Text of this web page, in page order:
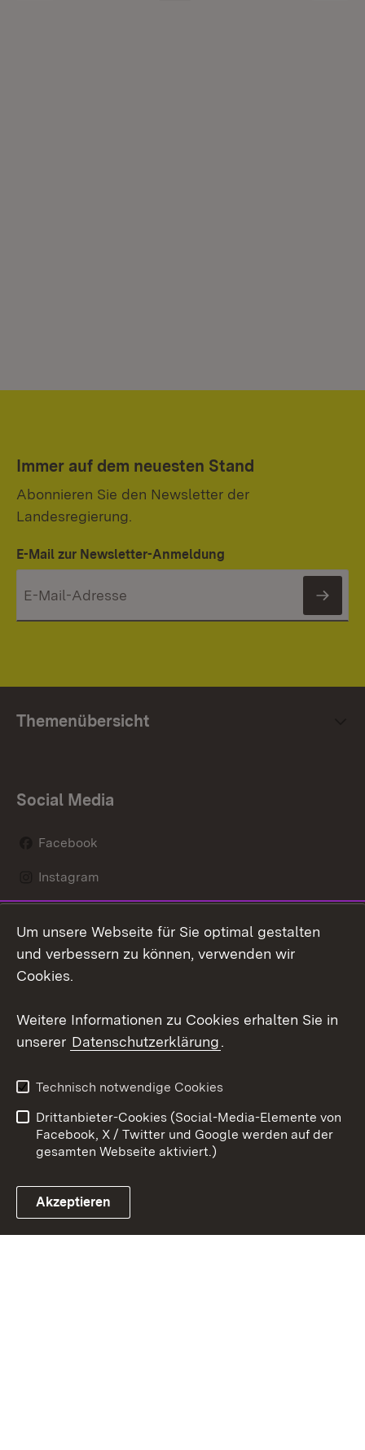
Immer auf dem neuesten Stand
Abonnieren Sie den Newsletter der
Landesregierung.
E-Mail zur Newsletter-Anmeldung
Themenübersicht
Social Media
Facebook
Instagram
Social Wall
Youtube
Link zum Landesportal
Kontakt
Datenschutz
Barrierefreiheit
Impressum Cookies
Um unsere Webseite für Sie optimal gestalten
und verbessern zu können, verwenden wir
Cookies.
Weitere Informationen zu Cookies erhalten Sie in
unserer Datenschutzerklärung.
Technisch notwendige Cookies
Drittanbieter-Cookies (Social-Media-Elemente von
Facebook, X / Twitter und Google werden auf der
gesamten Webseite aktiviert.)
Akzeptieren